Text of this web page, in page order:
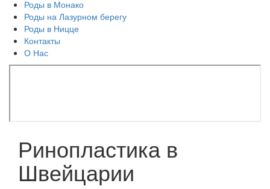
Роды в Монако
Роды на Лазурном берегу
Роды в Ницце
Контакты
О Нас
Ринопластика в
Швейцарии